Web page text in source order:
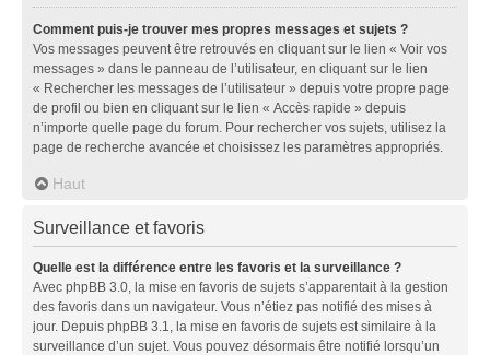
Comment puis-je trouver mes propres messages et sujets ?
Vos messages peuvent être retrouvés en cliquant sur le lien « Voir vos
messages » dans le panneau de l’utilisateur, en cliquant sur le lien
« Rechercher les messages de l’utilisateur » depuis votre propre page
de profil ou bien en cliquant sur le lien « Accès rapide » depuis
n’importe quelle page du forum. Pour rechercher vos sujets, utilisez la
page de recherche avancée et choisissez les paramètres appropriés.
Haut
Surveillance et favoris
Quelle est la différence entre les favoris et la surveillance ?
Avec phpBB 3.0, la mise en favoris de sujets s’apparentait à la gestion
des favoris dans un navigateur. Vous n’étiez pas notifié des mises à
jour. Depuis phpBB 3.1, la mise en favoris de sujets est similaire à la
surveillance d’un sujet. Vous pouvez désormais être notifié lorsqu’un